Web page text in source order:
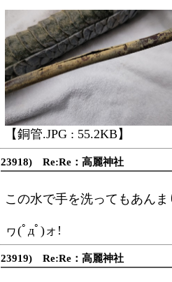
【銅管.JPG : 55.2KB】
23918) Re:Re：高麗神社
この水で手を洗ってもあん
ヮ(ﾟдﾟ)ォ!
23919) Re:Re：高麗神社